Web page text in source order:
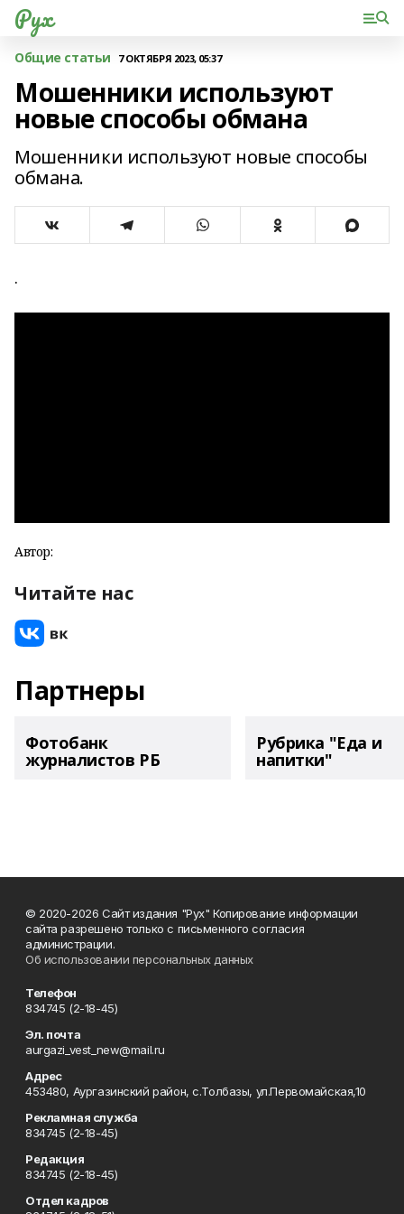
Рух
Общие статьи 7 ОКТЯБРЯ 2023, 05:37
Мошенники используют
новые способы обмана
Мошенники используют новые способы
обмана.
.
Автор:
Читайте нас
Партнеры
Фотобанк
журналистов РБ
Рубрика "Еда и
напитки"
© 2020-2026 Сайт издания "Рух" Копирование информации
сайта разрешено только с письменного согласия
администрации.
Об использовании персональных данных
Телефон
834745 (2-18-45)
Эл. почта
aurgazi_vest_new@mail.ru
Адрес
453480, Аургазинский район, с.Толбазы, ул.Первомайская,10
Рекламная служба
834745 (2-18-45)
Редакция
834745 (2-18-45)
Отдел кадров